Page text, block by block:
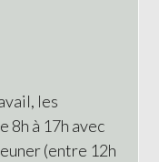
les
8h à 17h avec
(entre 12h